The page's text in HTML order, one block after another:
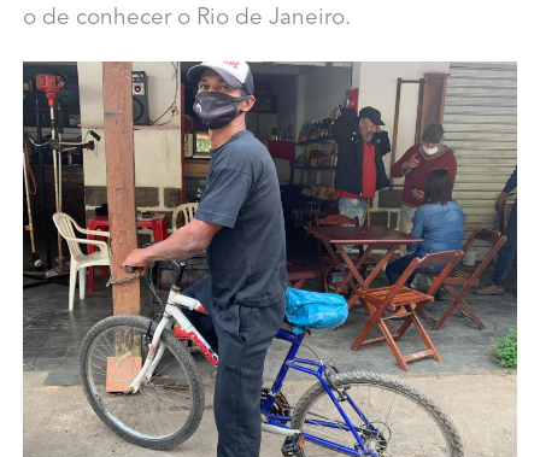
o de conhecer o Rio de Janeiro.